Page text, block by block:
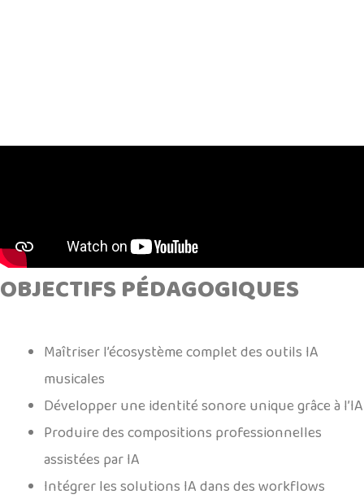
OBJECTIFS PÉDAGOGIQUES
Maîtriser l’écosystème complet des outils IA
musicales
Développer une identité sonore unique grâce à l’IA
Produire des compositions professionnelles
assistées par IA
Intégrer les solutions IA dans des workflows